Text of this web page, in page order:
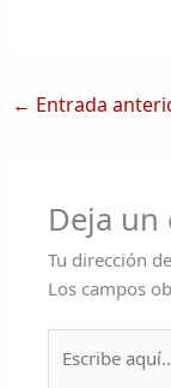
← Entrada
Deja
Tu dirección
Los campos
aquí...